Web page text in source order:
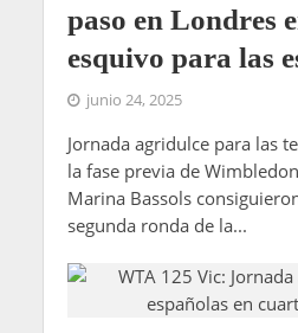
paso en Londres
esquivo para las
junio 24, 2025
Jornada agridulce para las
la fase previa de
Marina Bassols
segunda ronda de la...